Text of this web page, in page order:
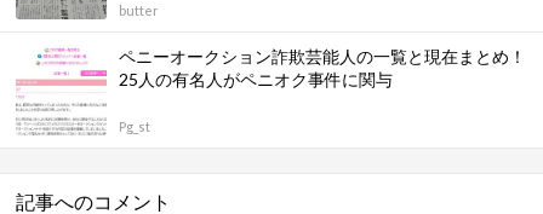
butter
ペニーオークション詐欺芸能人の一覧と現在まとめ！
25人の有名人がペニオク事件に関与
Pg_st
記事へのコメント